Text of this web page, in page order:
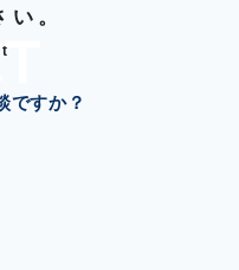
い。
ですか？